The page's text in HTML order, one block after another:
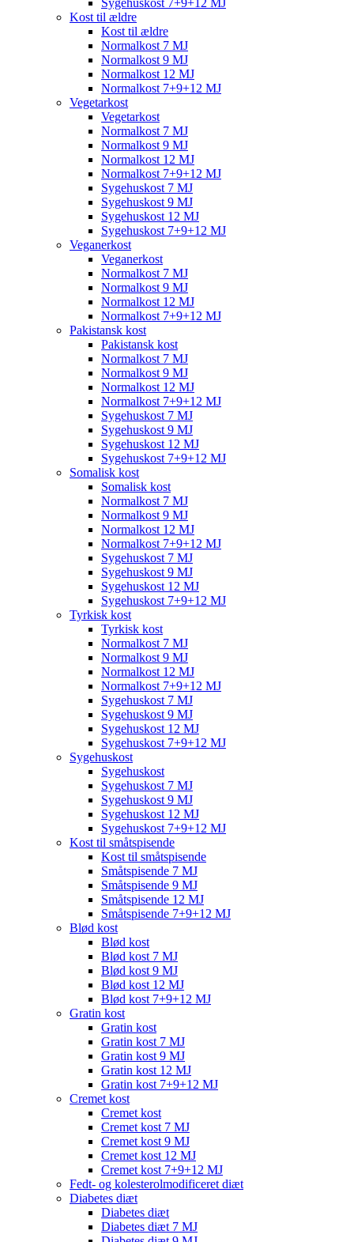
Sygehuskost 7+9+12 MJ
Kost til ældre
Kost til ældre
Normalkost 7 MJ
Normalkost 9 MJ
Normalkost 12 MJ
Normalkost 7+9+12 MJ
Vegetarkost
Vegetarkost
Normalkost 7 MJ
Normalkost 9 MJ
Normalkost 12 MJ
Normalkost 7+9+12 MJ
Sygehuskost 7 MJ
Sygehuskost 9 MJ
Sygehuskost 12 MJ
Sygehuskost 7+9+12 MJ
Veganerkost
Veganerkost
Normalkost 7 MJ
Normalkost 9 MJ
Normalkost 12 MJ
Normalkost 7+9+12 MJ
Pakistansk kost
Pakistansk kost
Normalkost 7 MJ
Normalkost 9 MJ
Normalkost 12 MJ
Normalkost 7+9+12 MJ
Sygehuskost 7 MJ
Sygehuskost 9 MJ
Sygehuskost 12 MJ
Sygehuskost 7+9+12 MJ
Somalisk kost
Somalisk kost
Normalkost 7 MJ
Normalkost 9 MJ
Normalkost 12 MJ
Normalkost 7+9+12 MJ
Sygehuskost 7 MJ
Sygehuskost 9 MJ
Sygehuskost 12 MJ
Sygehuskost 7+9+12 MJ
Tyrkisk kost
Tyrkisk kost
Normalkost 7 MJ
Normalkost 9 MJ
Normalkost 12 MJ
Normalkost 7+9+12 MJ
Sygehuskost 7 MJ
Sygehuskost 9 MJ
Sygehuskost 12 MJ
Sygehuskost 7+9+12 MJ
Sygehuskost
Sygehuskost
Sygehuskost 7 MJ
Sygehuskost 9 MJ
Sygehuskost 12 MJ
Sygehuskost 7+9+12 MJ
Kost til småtspisende
Kost til småtspisende
Småtspisende 7 MJ
Småtspisende 9 MJ
Småtspisende 12 MJ
Småtspisende 7+9+12 MJ
Blød kost
Blød kost
Blød kost 7 MJ
Blød kost 9 MJ
Blød kost 12 MJ
Blød kost 7+9+12 MJ
Gratin kost
Gratin kost
Gratin kost 7 MJ
Gratin kost 9 MJ
Gratin kost 12 MJ
Gratin kost 7+9+12 MJ
Cremet kost
Cremet kost
Cremet kost 7 MJ
Cremet kost 9 MJ
Cremet kost 12 MJ
Cremet kost 7+9+12 MJ
Fedt- og kolesterolmodificeret diæt
Diabetes diæt
Diabetes diæt
Diabetes diæt 7 MJ